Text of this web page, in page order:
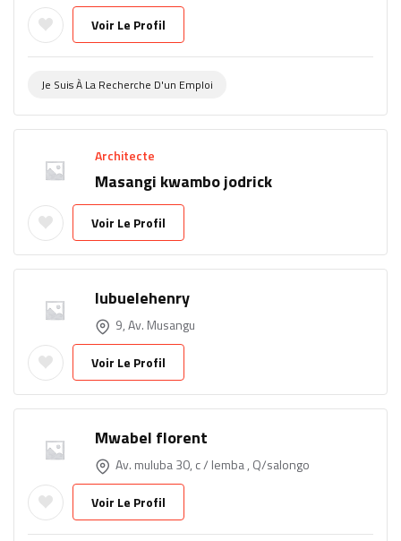
Voir Le Profil
Je Suis À La Recherche D'un Emploi
Architecte
Masangi kwambo jodrick
Voir Le Profil
lubuelehenry
9, Av. Musangu
Voir Le Profil
Mwabel florent
Av. muluba 30, c / lemba , Q/salongo
Voir Le Profil